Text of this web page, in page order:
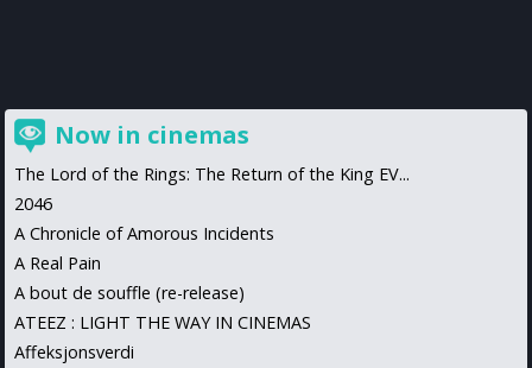
Now in cinemas
The Lord of the Rings: The Return of the King EV...
2046
A Chronicle of Amorous Incidents
A Real Pain
A bout de souffle (re-release)
ATEEZ : LIGHT THE WAY IN CINEMAS
Affeksjonsverdi